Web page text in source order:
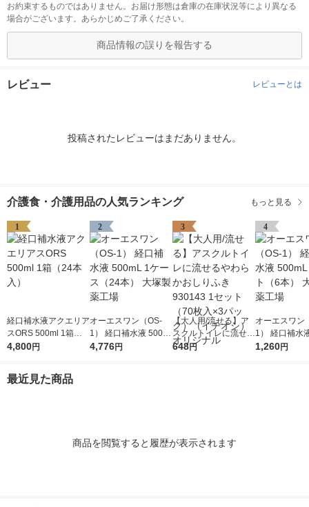
お約束するものではありません。お届け形態は倉庫の在庫状況等により異なる
場合がございます。あらかじめご了承ください。
商品情報の誤りを報告する
レビュー レビューとは
投稿されたレビューはまだありません。
介護食・介護用品の人気ランキング もっと見る
1
経口補水液アクエリア
スORS 500ml 1箱（2
4本入）
4,800円
2
オーエスワン（OS-
1） 経口補水液 500m
L 1ケース（24本） 大
4,776円
3
【大人用/流せる】ア
スクルトイレに流せる
やわらかおしりふき 9
648円
4
オーエスワン
1） 経口補水
L 1セット（6
1,260円
最近見た商品
商品を閲覧すると履歴が表示されます